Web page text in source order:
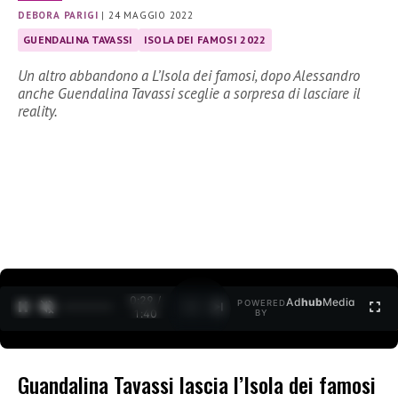
DEBORA PARIGI | 24 MAGGIO 2022
GUENDALINA TAVASSI ISOLA DEI FAMOSI 2022
Un altro abbandono a L’Isola dei famosi, dopo Alessandro
anche Guendalina Tavassi sceglie a sorpresa di lasciare il
reality.
0:30 /
1:40
POWERED
BY
AdhubMedia
Guandalina Tavassi lascia l’Isola dei famosi